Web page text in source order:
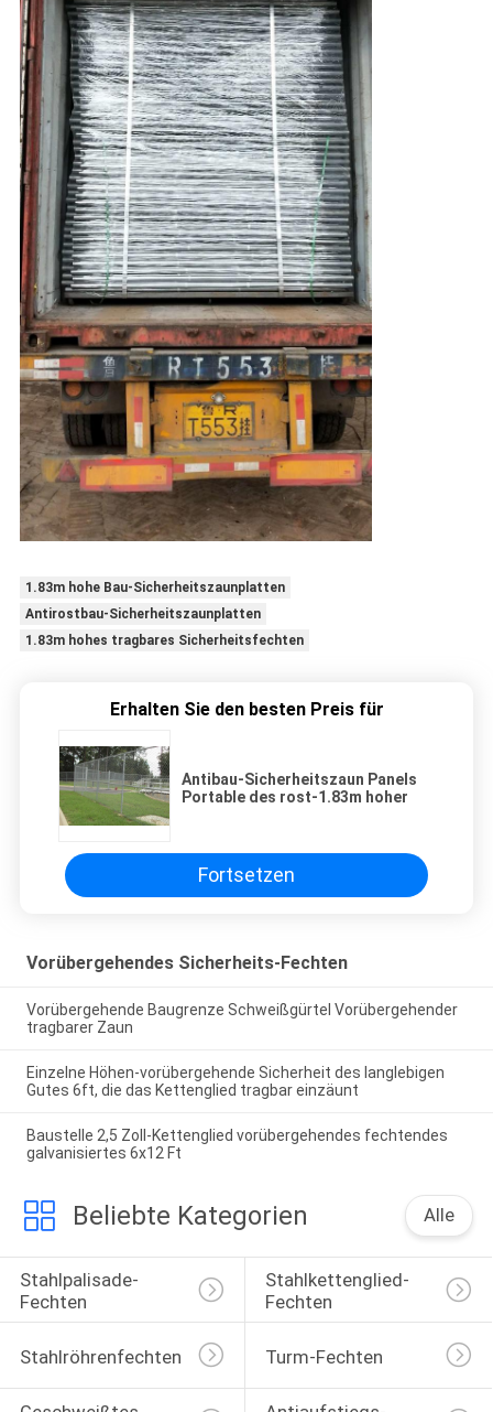
1.83m hohe Bau-Sicherheitszaunplatten
Antirostbau-Sicherheitszaunplatten
1.83m hohes tragbares Sicherheitsfechten
Erhalten Sie den besten Preis für
Antibau-Sicherheitszaun Panels
Portable des rost-1.83m hoher
Fortsetzen
Vorübergehendes Sicherheits-Fechten
Vorübergehende Baugrenze Schweißgürtel Vorübergehender
tragbarer Zaun
Einzelne Höhen-vorübergehende Sicherheit des langlebigen
Gutes 6ft, die das Kettenglied tragbar einzäunt
Baustelle 2,5 Zoll-Kettenglied vorübergehendes fechtendes
galvanisiertes 6x12 Ft
Beliebte Kategorien Alle
Stahlpalisade-
Fechten
Stahlkettenglied-
Fechten
Stahlröhrenfechten Turm-Fechten